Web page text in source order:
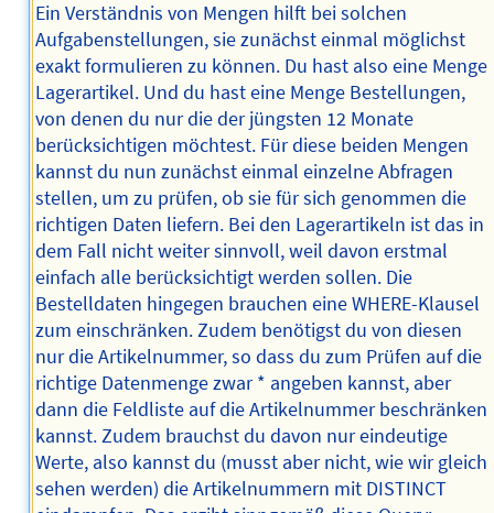
Ein Verständnis von Mengen hilft bei solchen
Aufgabenstellungen, sie zunächst einmal möglichst
exakt formulieren zu können. Du hast also eine Menge
Lagerartikel. Und du hast eine Menge Bestellungen,
von denen du nur die der jüngsten 12 Monate
berücksichtigen möchtest. Für diese beiden Mengen
kannst du nun zunächst einmal einzelne Abfragen
stellen, um zu prüfen, ob sie für sich genommen die
richtigen Daten liefern. Bei den Lagerartikeln ist das in
dem Fall nicht weiter sinnvoll, weil davon erstmal
einfach alle berücksichtigt werden sollen. Die
Bestelldaten hingegen brauchen eine WHERE-Klausel
zum einschränken. Zudem benötigst du von diesen
nur die Artikelnummer, so dass du zum Prüfen auf die
richtige Datenmenge zwar * angeben kannst, aber
dann die Feldliste auf die Artikelnummer beschränken
kannst. Zudem brauchst du davon nur eindeutige
Werte, also kannst du (musst aber nicht, wie wir gleich
sehen werden) die Artikelnummern mit DISTINCT